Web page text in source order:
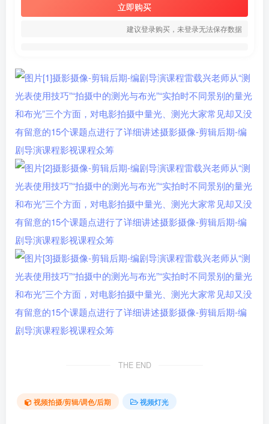
立即购买
建议登录购买，未登录无法保存数据
THE END
视频拍摄/剪辑/调色/后期 视频灯光